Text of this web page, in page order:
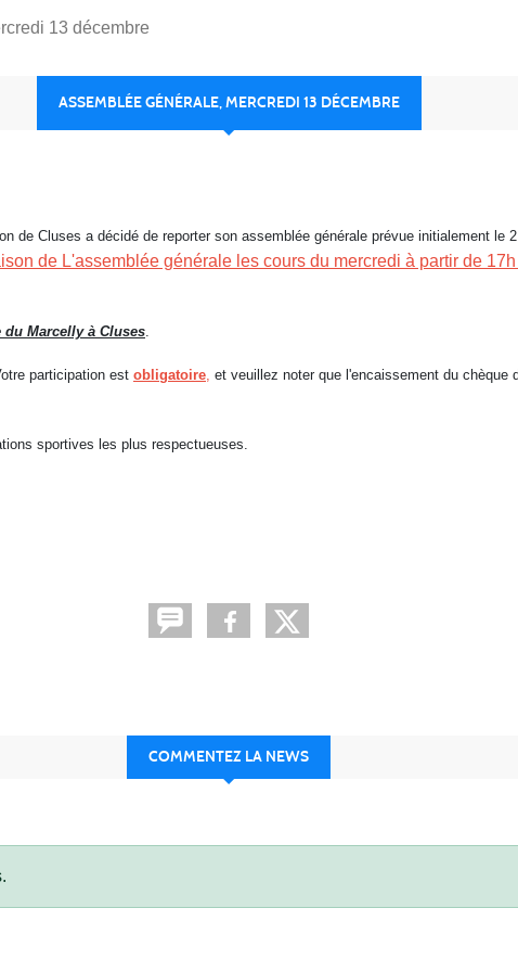
13 décembre
ASSEMBLÉE GÉNÉRALE, MERCREDI 13 DÉCEMBRE
de Cluses a décidé de reporter son assemblée générale prévue initialement le
de L'assemblée générale les cours du mercredi à partir de
du Marcelly à Cluses
participation est obligatoire et veuillez noter que l'encaissement du chèque
sportives les plus respectueuses.
COMMENTEZ LA NEWS